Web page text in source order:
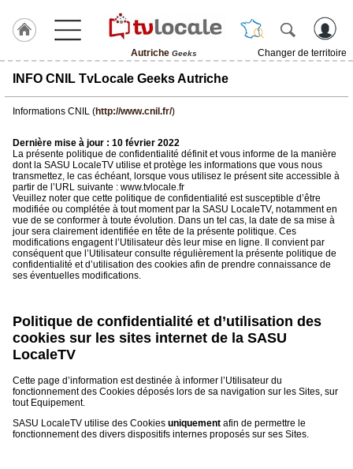
Autriche Geeks
Changer de territoire
J'adhère
Hulcoq
Autriche
TvLocale
France
Accueil
RUBRIQUES
Gazette
Vidéos
Médias
du
groupe
Blogs
INFO CNIL TvLocale Geeks Autriche
Informations CNIL (http://www.cnil.fr/)
Dernière mise à jour : 10 février 2022
La présente politique de confidentialité définit et vous informe de la manière
dont la SASU LocaleTV utilise et protège les informations que vous nous
transmettez, le cas échéant, lorsque vous utilisez le présent site accessible à
partir de l’URL suivante : www.tvlocale.fr
Veuillez noter que cette politique de confidentialité est susceptible d’être
modifiée ou complétée à tout moment par la SASU LocaleTV, notamment en
vue de se conformer à toute évolution. Dans un tel cas, la date de sa mise à
jour sera clairement identifiée en tête de la présente politique. Ces
modifications engagent l’Utilisateur dès leur mise en ligne. Il convient par
conséquent que l’Utilisateur consulte régulièrement la présente politique de
confidentialité et d’utilisation des cookies afin de prendre connaissance de
ses éventuelles modifications.
Politique de confidentialité et d’utilisation des
cookies sur les sites internet de la SASU
LocaleTV
Cette page d’information est destinée à informer l’Utilisateur du
fonctionnement des Cookies déposés lors de sa navigation sur les Sites, sur
tout Equipement.
SASU LocaleTV utilise des Cookies uniquement afin de permettre le
fonctionnement des divers dispositifs internes proposés sur ses Sites.